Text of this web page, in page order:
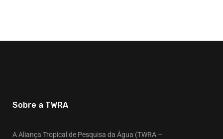
Sobre a TWRA
A Aliança Tropical de Pesquisa da Água (TWRA –